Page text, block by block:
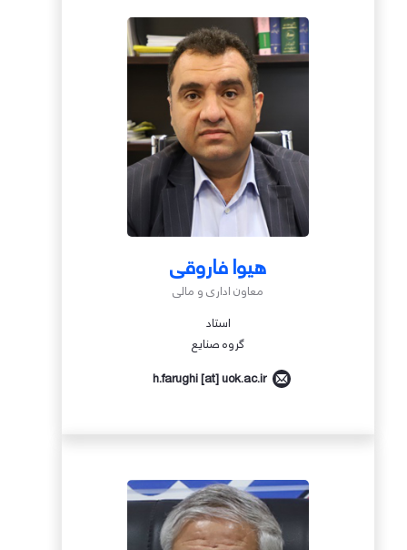
هیوا فاروقی
معاون اداری و مالی
استاد
گروه صنایع
h.farughi [at] uok.ac.ir